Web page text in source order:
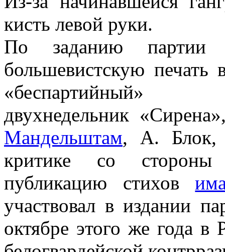
кисть левой руки.
По заданию партии
большевистскую
«беспартийный»
двухнедельник
Мандельштам, А. Блок,
критике со
публикацию стихов
участвовал в издании
октябре этого же года в